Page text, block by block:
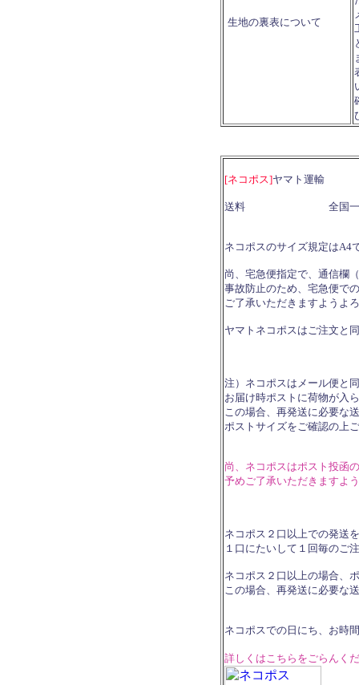
生地の裏表について
[ネコポス]ヤマト運輸
送料 全国一律
ネコポスのサイズ規定はA4
尚、宅急便指定で、通信欄
事故防止のため、宅急便で
ご了承いただきますようよ
ヤマトネコポスはご注文と
注）ネコポスはメール便と
お届け時ポストに荷物が入
この場合、再発送に必要な
ポストサイズをご確認の上
尚、ネコポスはポスト投函
予めご了承いただきますよ
ネコポス２口以上での発送
１口にたいして１回毎のご
ネコポス２口以上の場合、
この場合、再発送に必要な
ネコポスでの日にち、お
詳しくはこちらをごらんく